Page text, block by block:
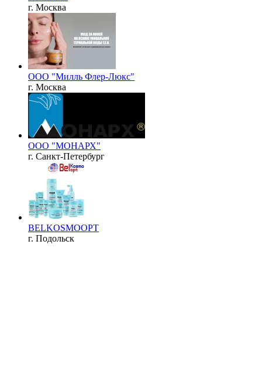
г. Москва
ООО "Милль Флер-Люкс"
г. Москва
ООО "МОНАРХ"
г. Санкт-Петербург
BELKOSMOOPT
г. Подольск